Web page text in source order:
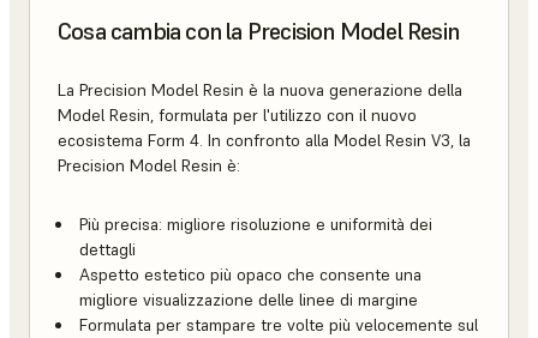
Cosa cambia con la Precision Model Resin
La Precision Model Resin è la nuova generazione della
Model Resin, formulata per l'utilizzo con il nuovo
ecosistema Form 4. In confronto alla Model Resin V3, la
Precision Model Resin è:
Più precisa: migliore risoluzione e uniformità dei
dettagli
Aspetto estetico più opaco che consente una
migliore visualizzazione delle linee di margine
Formulata per stampare tre volte più velocemente sul